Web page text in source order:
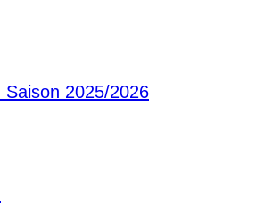
Saison 2025/2026